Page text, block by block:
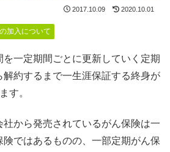
2017.10.09 2020.10.01
加入について
一定期間ごとに更新していく定期
解約するまで一生涯保証する終身が
す。
から発売されているがん保険は一
ではあるものの、一部定期がん保